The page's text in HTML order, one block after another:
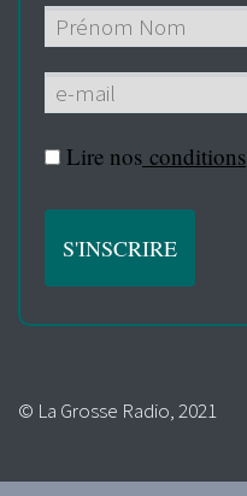
Lire nos conditions
© La Grosse Radio, 2021